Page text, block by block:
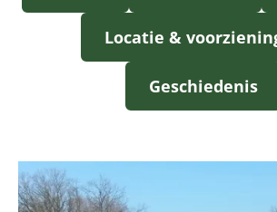
Locatie &
Geschiedenis